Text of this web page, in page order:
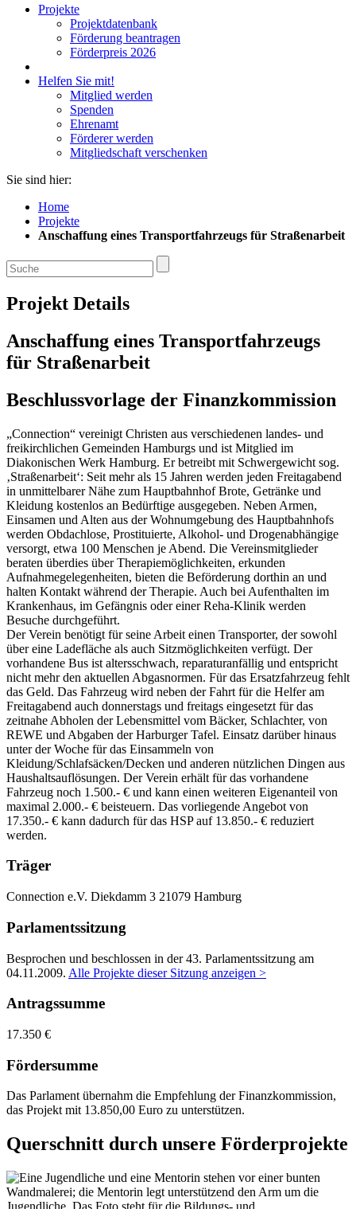
Projekte
Projektdatenbank
Förderung beantragen
Förderpreis 2026
Helfen Sie mit!
Mitglied werden
Spenden
Ehrenamt
Förderer werden
Mitgliedschaft verschenken
Sie sind hier:
Home
Projekte
Anschaffung eines Transportfahrzeugs für Straßenarbeit
Projekt Details
Anschaffung eines Transportfahrzeugs
für Straßenarbeit
Beschlussvorlage der Finanzkommission
„Connection“ vereinigt Christen aus verschiedenen landes- und
freikirchlichen Gemeinden Hamburgs und ist Mitglied im
Diakonischen Werk Hamburg. Er betreibt mit Schwergewicht sog.
‚Straßenarbeit‘: Seit mehr als 15 Jahren werden jeden Freitagabend
in unmittelbarer Nähe zum Hauptbahnhof Brote, Getränke und
Kleidung kostenlos an Bedürftige ausgegeben. Neben Armen,
Einsamen und Alten aus der Wohnumgebung des Hauptbahnhofs
werden Obdachlose, Prostituierte, Alkohol- und Drogenabhängige
versorgt, etwa 100 Menschen je Abend. Die Vereinsmitglieder
beraten überdies über Therapiemöglichkeiten, erkunden
Aufnahmegelegenheiten, bieten die Beförderung dorthin an und
halten Kontakt während der Therapie. Auch bei Aufenthalten im
Krankenhaus, im Gefängnis oder einer Reha-Klinik werden
Besuche durchgeführt.
Der Verein benötigt für seine Arbeit einen Transporter, der sowohl
über eine Ladefläche als auch Sitzmöglichkeiten verfügt. Der
vorhandene Bus ist altersschwach, reparaturanfällig und entspricht
nicht mehr den aktuellen Abgasnormen. Für das Ersatzfahrzeug fehlt
das Geld. Das Fahrzeug wird neben der Fahrt für die Helfer am
Freitagabend auch donnerstags und freitags eingesetzt für das
zeitnahe Abholen der Lebensmittel vom Bäcker, Schlachter, von
REWE und Abgaben der Harburger Tafel. Einsatz darüber hinaus
unter der Woche für das Einsammeln von
Kleidung/Schlafsäcken/Decken und anderen nützlichen Dingen aus
Haushaltsauflösungen. Der Verein erhält für das vorhandene
Fahrzeug noch 1.500.- € und kann einen weiteren Eigenanteil von
maximal 2.000.- € beisteuern. Das vorliegende Angebot von
17.350.- € kann dadurch für das HSP auf 13.850.- € reduziert
werden.
Träger
Connection e.V. Diekdamm 3 21079 Hamburg
Parlamentssitzung
Besprochen und beschlossen in der 43. Parlamentssitzung am
04.11.2009. Alle Projekte dieser Sitzung anzeigen >
Antragssumme
17.350 €
Fördersumme
Das Parlament übernahm die Empfehlung der Finanzkommission,
das Projekt mit 13.850,00 Euro zu unterstützen.
Querschnitt durch unsere Förderprojekte